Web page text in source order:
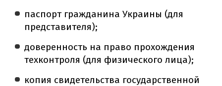
паспорт гражданина Украины (для
представителя);
доверенность на право прохождения
техконтроля (для физического лица);
копия свидетельства государственной